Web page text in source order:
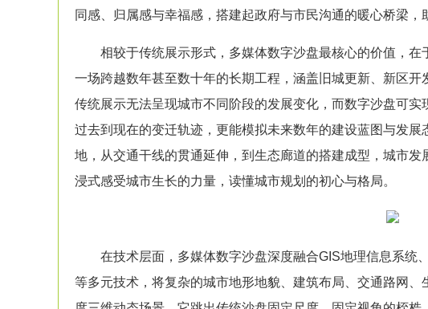
同感、归属感与幸福感，搭建起政府与市民沟通的暖心桥梁，
相较于传统展示形式，多媒体数字沙盘最核心的价值，在
一场跨越数年甚至数十年的长期工程，涵盖旧城更新、新区开
传统展示无法呈现城市不同阶段的发展变化，而数字沙盘可实
过去到现在的变迁轨迹，更能模拟未来数年的建设蓝图与发
地，从交通干线的贯通延伸，到生态廊道的搭建成型，城市
浸式感受城市生长的力量，读懂城市规划 的初心与格局。
在技术层面，多媒体数字沙盘深度融合GIS地理信息系统
等多元技术，将复杂的城市地形地貌、建筑布局、交通路网